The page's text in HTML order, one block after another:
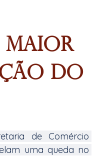
Maior
do
de Comércio
uma queda no